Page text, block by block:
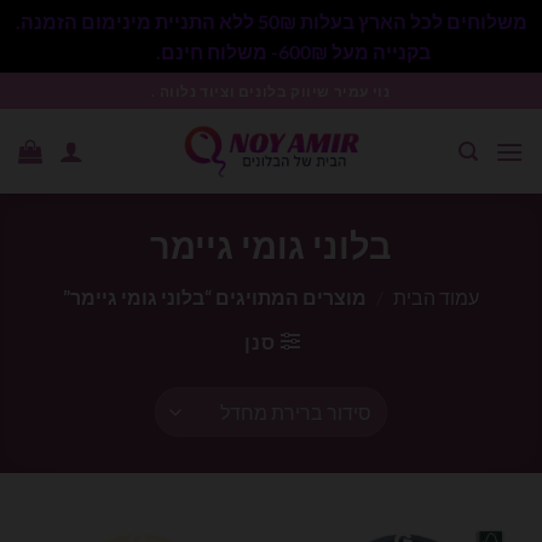
משלוחים לכל הארץ בעלות 50₪ ללא התניית מינימום הזמנה.
בקנייה מעל 600₪- משלוח חינם.
בלוני גומי גיימר
עמוד הבית
מוצרים המתויגים “בלוני גומי גיימר”
סנן